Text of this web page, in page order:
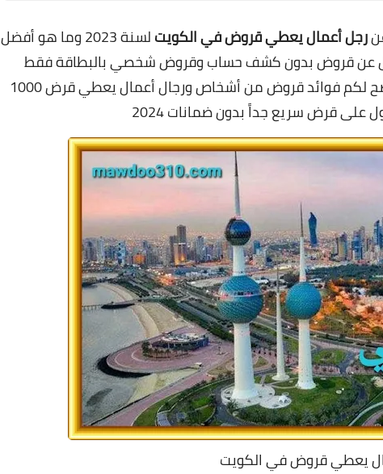
رجل أعمال يعطي قروض في الكويت
لسنة 2023 وما هو أفضل
عن قروض بدون كشف حساب وقروض شخصي بالبطاقة فقط
وطريقة حساب القرض على الراتب, كما سنوضح لكم فوائد قروض من أشخاص ورجال أعمال يعطي قرض 1000
على قرض سريع جداً بدون ضمانات 2024
يعطي قروض في الكويت